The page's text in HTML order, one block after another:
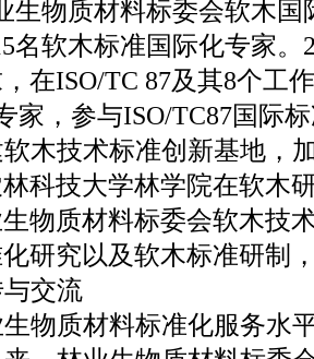
生物质材料标委会软木
名软木标准国际化专家。
在ISO/TC 87及其8个工
家，参与ISO/TC87国际
软木技术标准创新基地，
科技大学林学院在软木
物质材料标委会软木技
研究以及软木标准研制
交流
物质材料标准化服务水